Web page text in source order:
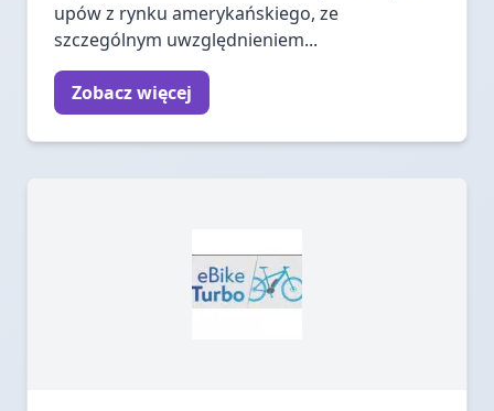
upów z rynku amerykańskiego, ze
szczególnym uwzględnieniem...
Zobacz więcej